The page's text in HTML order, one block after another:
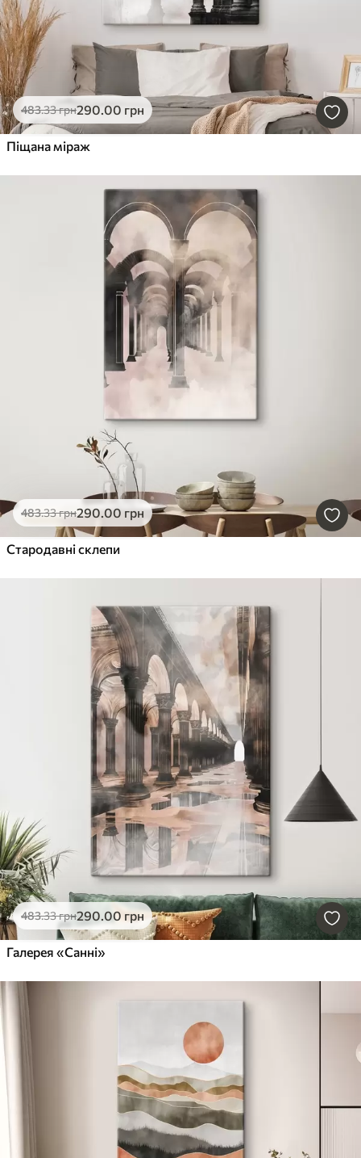
483.33грн290.00 грн
Піщана міраж
483.33грн290.00 грн
Стародавні склепи
483.33грн290.00 грн
Галерея «Санні»